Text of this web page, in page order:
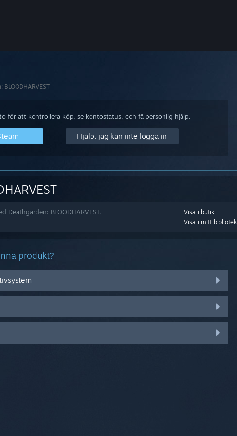
BLOODHARVEST
för att kontrollera köp, se kontostatus, och få personlig hjälp.
Hjälp, jag kan inte logga in
Visa i butik
Visa i mitt bibliotek
Deathgarden: BLOODHARVEST.
produkt?